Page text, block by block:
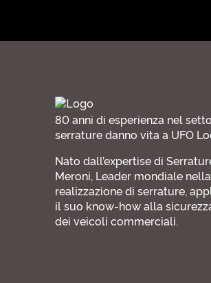
80 anni di esperienza nel
serrature danno vita a UFO
Nato dall’expertise di
Meroni, Leader mondiale nella
realizzazione di serrature,
il suo know-how alla
dei veicoli commerciali.